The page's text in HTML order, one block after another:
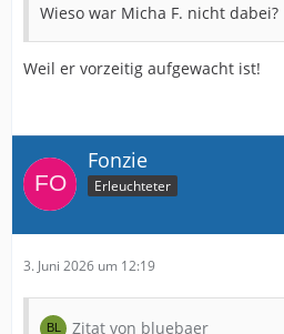
Wieso war Micha F. nicht dabei?
Weil er vorzeitig aufgewacht ist!
Fonzie
Erleuchteter
3. Juni 2026 um 12:19
Zitat von bluebaer